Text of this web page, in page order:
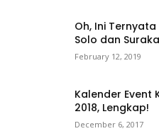
Oh, Ini
Solo dan
February 12, 2019
Kalender Event
2018, Lengkap!
December 6, 2017